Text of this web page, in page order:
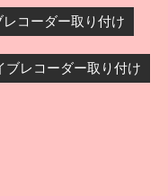
コーダー取り付け
ブレコーダー取り付け